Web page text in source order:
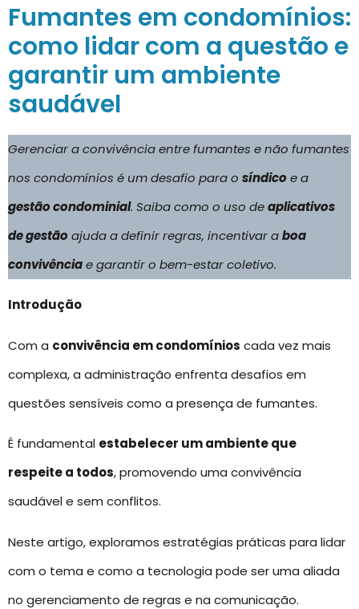
Fumantes em condomínios:
como lidar com a questão e
garantir um ambiente
saudável
Gerenciar a convivência entre fumantes e não fumantes
nos condomínios é um desafio para o síndicoe a
gestão condominial. Saiba como o uso deaplicativos
de gestãoajuda a definir regras, incentivar aboa
convivênciae garantir o bem-estar coletivo.
Introdução
Com a convivência em condomínios cada vez mais
complexa, a administração enfrenta desafios em
questões sensíveis como a presença de fumantes.
É fundamental estabelecer um ambiente que
respeite a todos, promovendo uma convivência
saudável e sem conflitos.
Neste artigo, exploramos estratégias práticas para lidar
com o tema e como a tecnologia pode ser uma aliada
no gerenciamento de regras e na comunicação.